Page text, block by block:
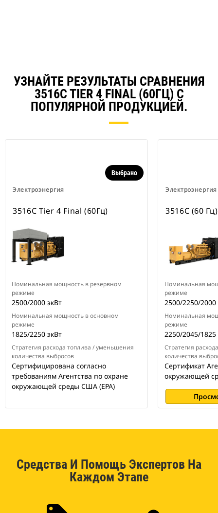
УЗНАЙТЕ РЕЗУЛЬТАТЫ СРАВНЕНИЯ
3516C TIER 4 FINAL (60ГЦ) С
ПОПУЛЯРНОЙ ПРОДУКЦИЕЙ.
Электроэнергия
Выбрано
3516C Tier 4 Final (60Гц)
Номинальная мощность в резервном
режиме
2500/2000 экВт
Номинальная мощность в основном
режиме
1825/2250 экВт
Стратегия расхода топлива / уменьшения
количества выбросов
Сертифицирована согласно
требованиям Агентства по охране
окружающей среды США (EPA)
Электроэнергия
3516C (60 Гц)
Номинальная
режиме
2500/2250/2000
Номинальная
режиме
2250/2045/1825
Стратегия
количества
Сертификат
окружающей
Средства И Помощь Экспертов На
Каждом Этапе